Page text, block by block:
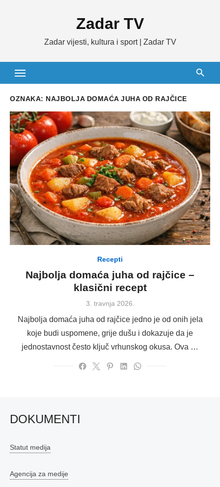
Zadar TV
Zadar vijesti, kultura i sport | Zadar TV
OZNAKA: NAJBOLJA DOMAĆA JUHA OD RAJČICE
Recepti
Najbolja domaća juha od rajčice –
klasični recept
Posted
3. travnja 2026.
Najbolja domaća juha od rajčice jedno je od onih jela
koje budi uspomene, grije dušu i dokazuje da je
jednostavnost često ključ vrhunskog okusa. Ova …
DOKUMENTI
Statut medija
Agencija za medije